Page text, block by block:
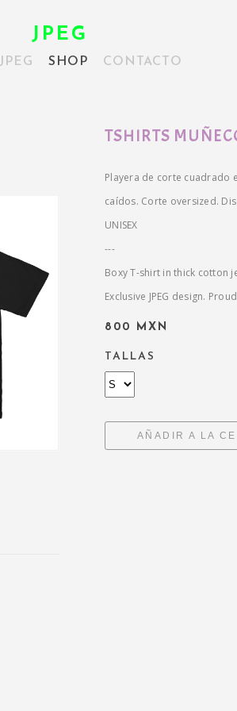
JPEG
JPEG SHOP CONTACTO
TSHIRTS
Playera de corte cuadrado
caídos. Corte oversized.
UNISEX
---
Boxy T-shirt in thick cotton
Exclusive JPEG design.
800 MXN
TALLAS
AÑADIR A LA